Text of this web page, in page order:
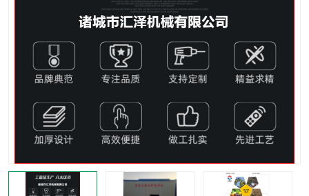
纳米膜发酵
膜式发酵仓 分子膜堆肥仓